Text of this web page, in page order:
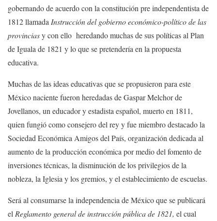
gobernando de acuerdo con la constitución pre independentista de
1812 llamada Instrucción del gobierno económico-político de las
provinciasy con ello heredando muchas de sus políticas al Plan
de Iguala de 1821 y lo que se pretendería en la propuesta
educativa.
Muchas de las ideas educativas que se propusieron para este
México naciente fueron heredadas de Gaspar Melchor de
Jovellanos, un educador y estadista español, muerto en 1811,
quien fungió como consejero del rey y fue miembro destacado la
Sociedad Económica Amigos del País, organización dedicada al
aumento de la producción económica por medio del fomento de
inversiones técnicas, la disminución de los privilegios de la
nobleza, la Iglesia y los gremios, y el establecimiento de escuelas.
Será al consumarse la independencia de México que se publicará
el Reglamento general de instrucción pública de 1821, el cual